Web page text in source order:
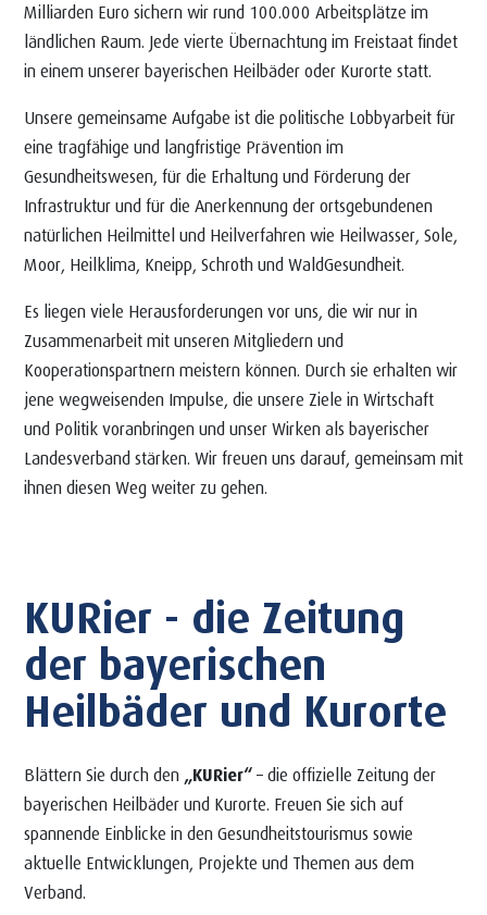
Milliarden Euro sichern wir rund 100.000 Arbeitsplätze im
ländlichen Raum. Jede vierte Übernachtung im Freistaat findet
in einem unserer bayerischen Heilbäder oder Kurorte statt.
Unsere gemeinsame Aufgabe ist die politische Lobbyarbeit für
eine tragfähige und langfristige Prävention im
Gesundheitswesen, für die Erhaltung und Förderung der
Infrastruktur und für die Anerkennung der ortsgebundenen
natürlichen Heilmittel und Heilverfahren wie Heilwasser, Sole,
Moor, Heilklima, Kneipp, Schroth und WaldGesundheit.
Es liegen viele Herausforderungen vor uns, die wir nur in
Zusammenarbeit mit unseren Mitgliedern und
Kooperationspartnern meistern können. Durch sie erhalten wir
jene wegweisenden Impulse, die unsere Ziele in Wirtschaft
und Politik voranbringen und unser Wirken als bayerischer
Landesverband stärken. Wir freuen uns darauf, gemeinsam mit
ihnen diesen Weg weiter zu gehen.
KURier - die Zeitung
der bayerischen
Heilbäder und Kurorte
Blättern Sie durch den „KURier“– die offizielle Zeitung der
bayerischen Heilbäder und Kurorte. Freuen Sie sich auf
spannende Einblicke in den Gesundheitstourismus sowie
aktuelle Entwicklungen, Projekte und Themen aus dem
Verband.